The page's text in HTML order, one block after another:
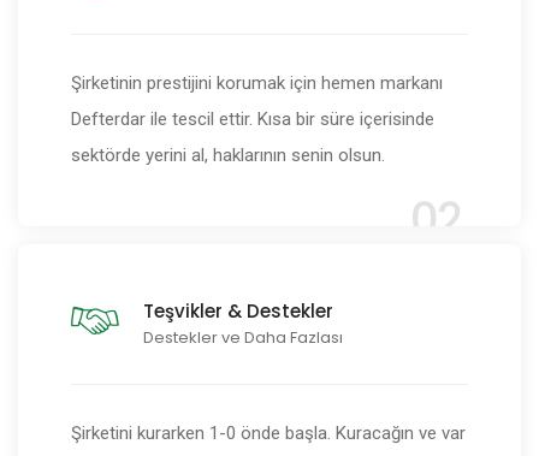
Şirketinin prestijini korumak için hemen markanı
Defterdar ile tescil ettir. Kısa bir süre içerisinde
sektörde yerini al, haklarının senin olsun.
02
Teşvikler & Destekler
Destekler ve Daha Fazlası
Şirketini kurarken 1-0 önde başla. Kuracağın ve var